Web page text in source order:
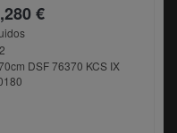
€
DSF 76370 KCS IX